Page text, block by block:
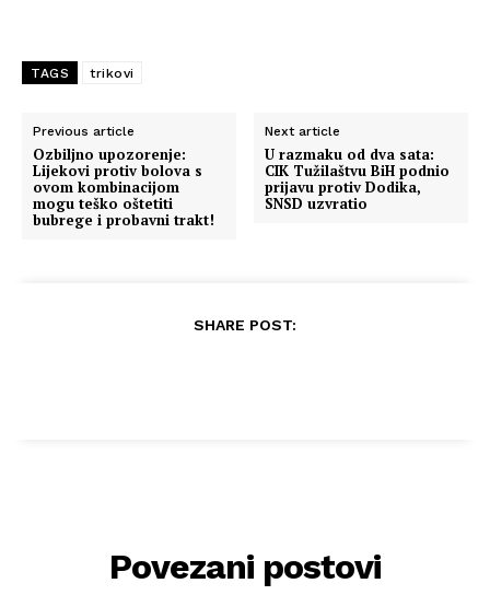
TAGS trikovi
Previous article
Ozbiljno upozorenje:
Lijekovi protiv bolova s
ovom kombinacijom
mogu teško oštetiti
bubrege i probavni trakt!
Next article
U razmaku od dva sata:
CIK Tužilaštvu BiH podnio
prijavu protiv Dodika,
SNSD uzvratio
SHARE POST:
Povezani postovi